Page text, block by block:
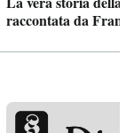
raccontata da